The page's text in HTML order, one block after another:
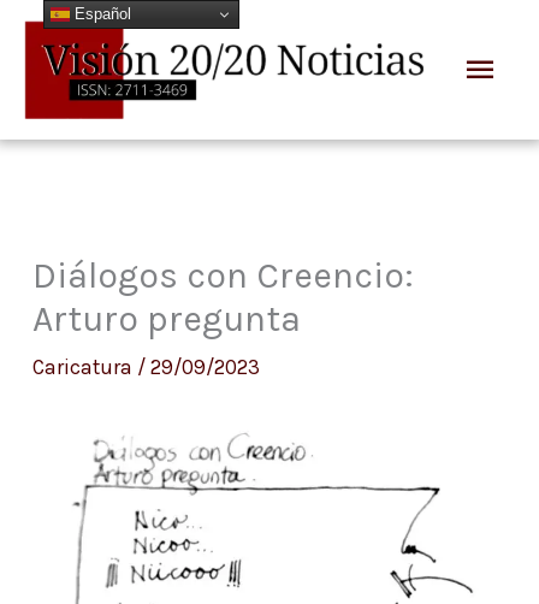
contenido
Diálogos con Creencio:
Arturo pregunta
Caricatura / 29/09/2023
Español